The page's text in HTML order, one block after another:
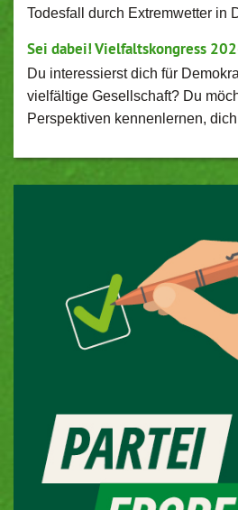
Todesfall durch Extremwetter in
Sei dabei! Vielfaltskongress
Du interessierst dich für
vielfältige Gesellschaft? Du
Perspektiven kennenlernen,